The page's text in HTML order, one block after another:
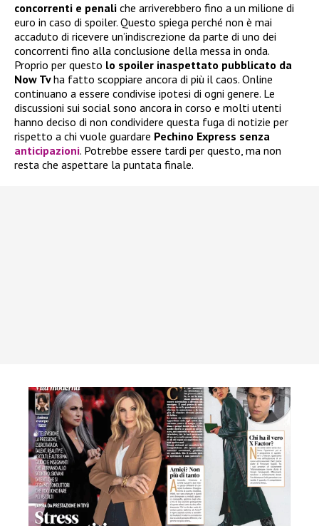
concorrenti e penali che arriverebbero fino a un milione di
euro in caso di spoiler. Questo spiega perché non è mai
accaduto di ricevere un’indiscrezione da parte di uno dei
concorrenti fino alla conclusione della messa in onda.
Proprio per questo lo spoiler inaspettato pubblicato da
Now Tvha fatto scoppiare ancora di più il caos. Online
continuano a essere condivise ipotesi di ogni genere. Le
discussioni sui social sono ancora in corso e molti utenti
hanno deciso di non condividere questa fuga di notizie per
rispetto a chi vuole guardare Pechino Express senza
anticipazioni. Potrebbe essere tardi per questo, ma non
resta che aspettare la puntata finale.